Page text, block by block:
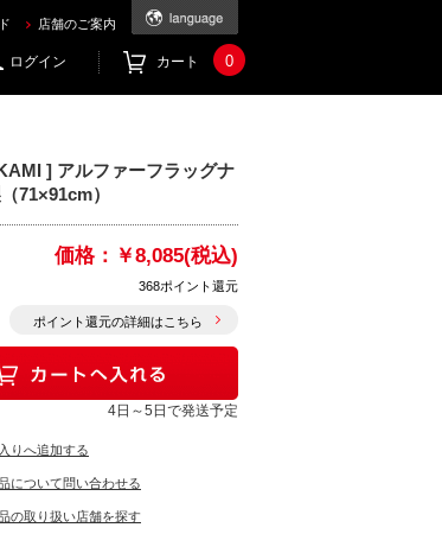
店舗のご案内
ログイン カート 0
] アルファーフラッグナ
71×91cm）
価格： ￥8,085(税込)
368ポイント還元
ポイント還元の詳細はこちら
4日～5日で発送予定
りへ追加する
について問い合わせる
の取り扱い店舗を探す